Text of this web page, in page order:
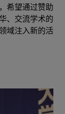
希望通过赞助
、交流学术的
域注入新的活